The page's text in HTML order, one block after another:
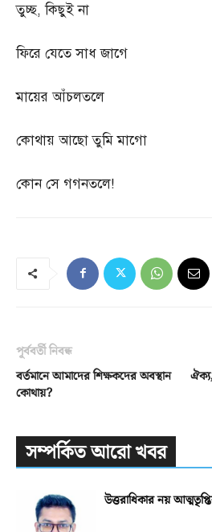
তুচ্ছ,কিছুই না
ফিরে যেতে সাধ জাগে
মায়ের আঁচলতলে
কোথায় আছো তুমি মাগো
কোন সে গগনতলে!
পূর্ববর্তী নিবন্ধ
বর্তমানে আমাদের শিক্ষকদের অবস্থান
কোথায়?
সম্পর্কিত আরো খবর
উত্তরাধিকার নয়